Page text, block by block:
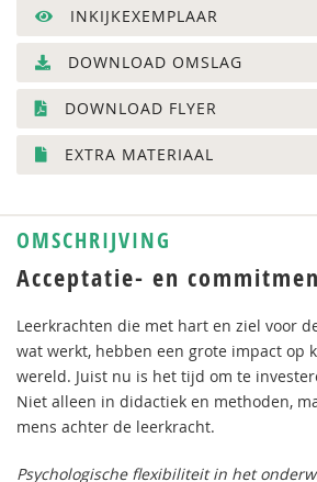
INKIJKEXEMPLAAR
DOWNLOAD OMSLAG
DOWNLOAD FLYER
EXTRA MATERIAAL
OMSCHRIJVING
Acceptatie- en
Leerkrachten die met hart en ziel voor
wat werkt, hebben een grote impact op
wereld. Juist nu is het tijd om te
Niet alleen in didactiek en methoden,
mens achter de leerkracht.
Psychologische flexibiliteit in het